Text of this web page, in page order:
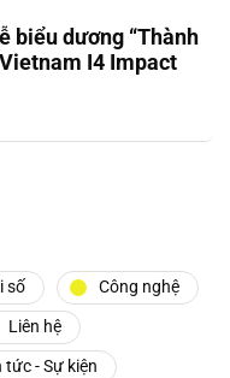
biểu dương “Thành
I4 Impact
số Công nghệ
Liên hệ
tức - Sự kiện